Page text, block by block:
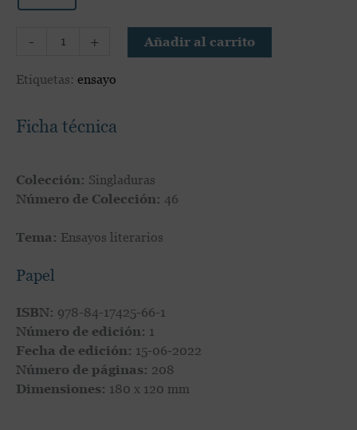
- + Añadir al carrito
Etiquetas: ensayo
Ficha técnica
Colección: Singladuras
Número de Colección: 46
Tema: Ensayos literarios
Papel
ISBN: 978-84-17425-66-1
Número de edición: 1
Fecha de edición: 15-06-2022
Número de páginas: 208
Dimensiones: 180 x 120 mm